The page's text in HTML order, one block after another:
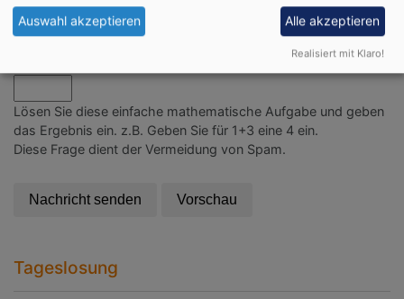
CAPTCHA
Lösen Sie diese einfache mathematische Aufgabe und geben
das Ergebnis ein. z.B. Geben Sie für 1+3 eine 4 ein.
Diese Frage dient der Vermeidung von Spam.
Tageslosung
Auswahl akzeptieren Alle akzeptieren
Realisiert mit Klaro!